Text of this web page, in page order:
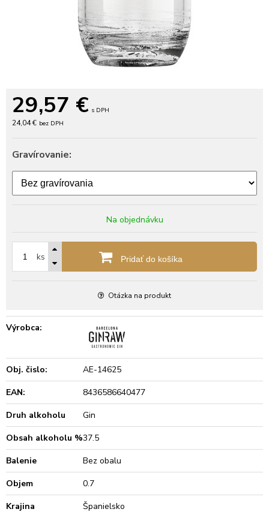
29,57 € s DPH
24,04 € bez DPH
Gravírovanie:
Na objednávku
ks Pridať do košíka
Otázka na produkt
Výrobca:
Obj. čislo:
AE-14625
EAN:
8436586640477
Druh alkoholu
Gin
Obsah alkoholu %37.5
Balenie
Bez obalu
Objem
0.7
Krajina
Španielsko